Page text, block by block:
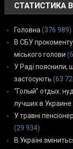
СТАТИСТИКА
Головна (376 989)
В СБУ
міського голови
У Раді пояснили,
застосують (63
“Голый” отдых:
лучших в Украине
У травні
(29 934)
В Україні